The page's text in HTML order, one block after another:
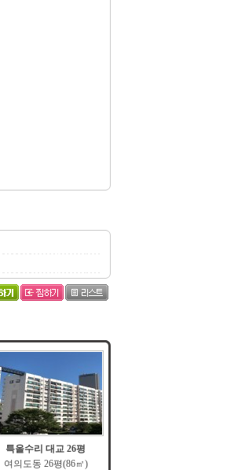
특올수리 대교 26평
여의도동 26평(86㎡)